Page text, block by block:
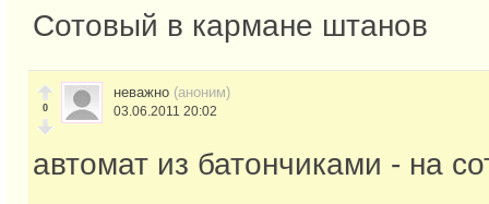
Сотовый в кармане штанов
0
неважно (аноним)
03.06.2011 20:02
автомат из батончиками - на